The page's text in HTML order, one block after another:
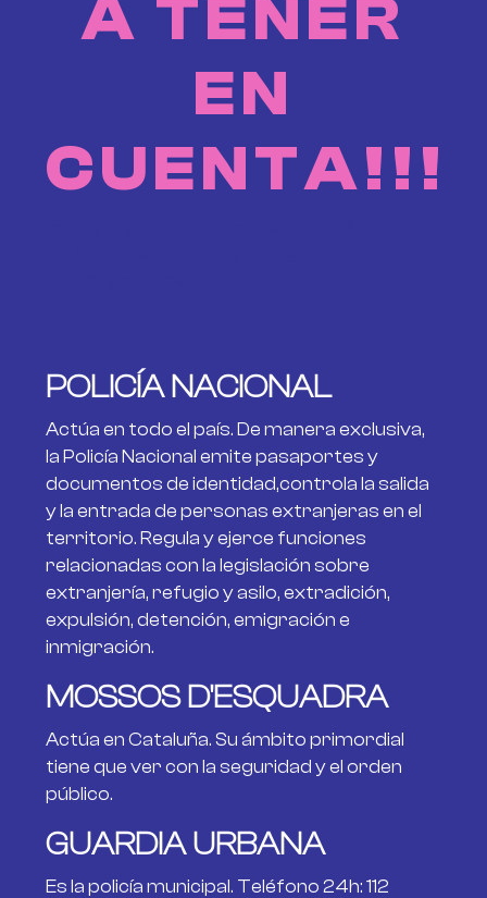
A TENER
EN
CUENTA!!!
POLICÍA NACIONAL
Actúa en todo el país. De manera exclusiva,
la Policía Nacional emite pasaportes y
documentos de identidad,controla la salida
y la entrada de personas extranjeras en el
territorio. Regula y ejerce funciones
relacionadas con la legislación sobre
extranjería, refugio y asilo, extradición,
expulsión, detención, emigración e
inmigración.
MOSSOS D'ESQUADRA
Actúa en Cataluña. Su ámbito primordial
tiene que ver con la seguridad y el orden
público.
GUARDIA URBANA
Es la policía municipal. Teléfono 24h: 112